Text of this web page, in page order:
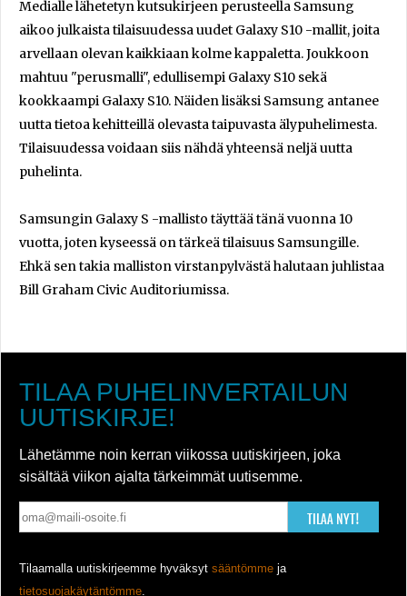
Medialle lähetetyn kutsukirjeen perusteella Samsung
aikoo julkaista tilaisuudessa uudet Galaxy S10 -mallit, joita
arvellaan olevan kaikkiaan kolme kappaletta. Joukkoon
mahtuu "perusmalli", edullisempi Galaxy S10 sekä
kookkaampi Galaxy S10. Näiden lisäksi Samsung antanee
uutta tietoa kehitteillä olevasta taipuvasta älypuhelimesta.
Tilaisuudessa voidaan siis nähdä yhteensä neljä uutta
puhelinta.
Samsungin Galaxy S -mallisto täyttää tänä vuonna 10
vuotta, joten kyseessä on tärkeä tilaisuus Samsungille.
Ehkä sen takia malliston virstanpylvästä halutaan juhlistaa
Bill Graham Civic Auditoriumissa.
TILAA PUHELINVERTAILUN
UUTISKIRJE!
Lähetämme noin kerran viikossa uutiskirjeen, joka
sisältää viikon ajalta tärkeimmät uutisemme.
TILAA NYT!
Tilaamalla uutiskirjeemme hyväksyt sääntömme ja
tietosuojakäytäntömme.